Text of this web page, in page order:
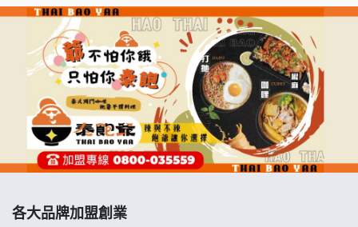
七盞茶加盟說明會
拉亞漢堡加盟說明會
杜芳子古味茶鋪加盟說明會
優握握×酸奶大獅加盟說明會
各大品牌加盟創業